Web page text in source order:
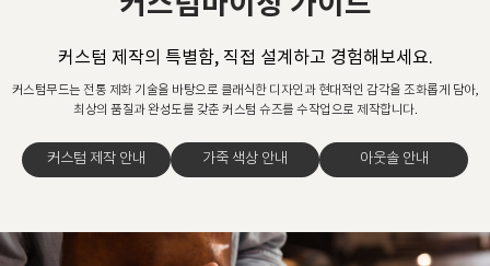
커스텀 제작의 특별함, 직접 설계하고 경험해보세요.
커스텀무드는 전통 제화 기술을 바탕으로 클래식한 디자인과 현대적인 감각을 조화롭게 담아,
최상의 품질과 완성도를 갖춘 커스텀 슈즈를 수작업으로 제작합니다.
커스텀 제작 안내 가죽 색상 안내 아웃솔 안내